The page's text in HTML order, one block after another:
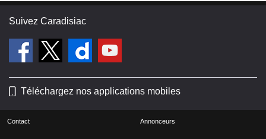
Suivez Caradisiac
Téléchargez nos applications mobiles
Contact Annonceurs